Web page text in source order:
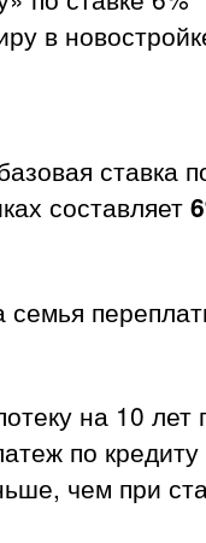
в
ставка
составляет
семья
на 10 лет
по кредиту
чем при